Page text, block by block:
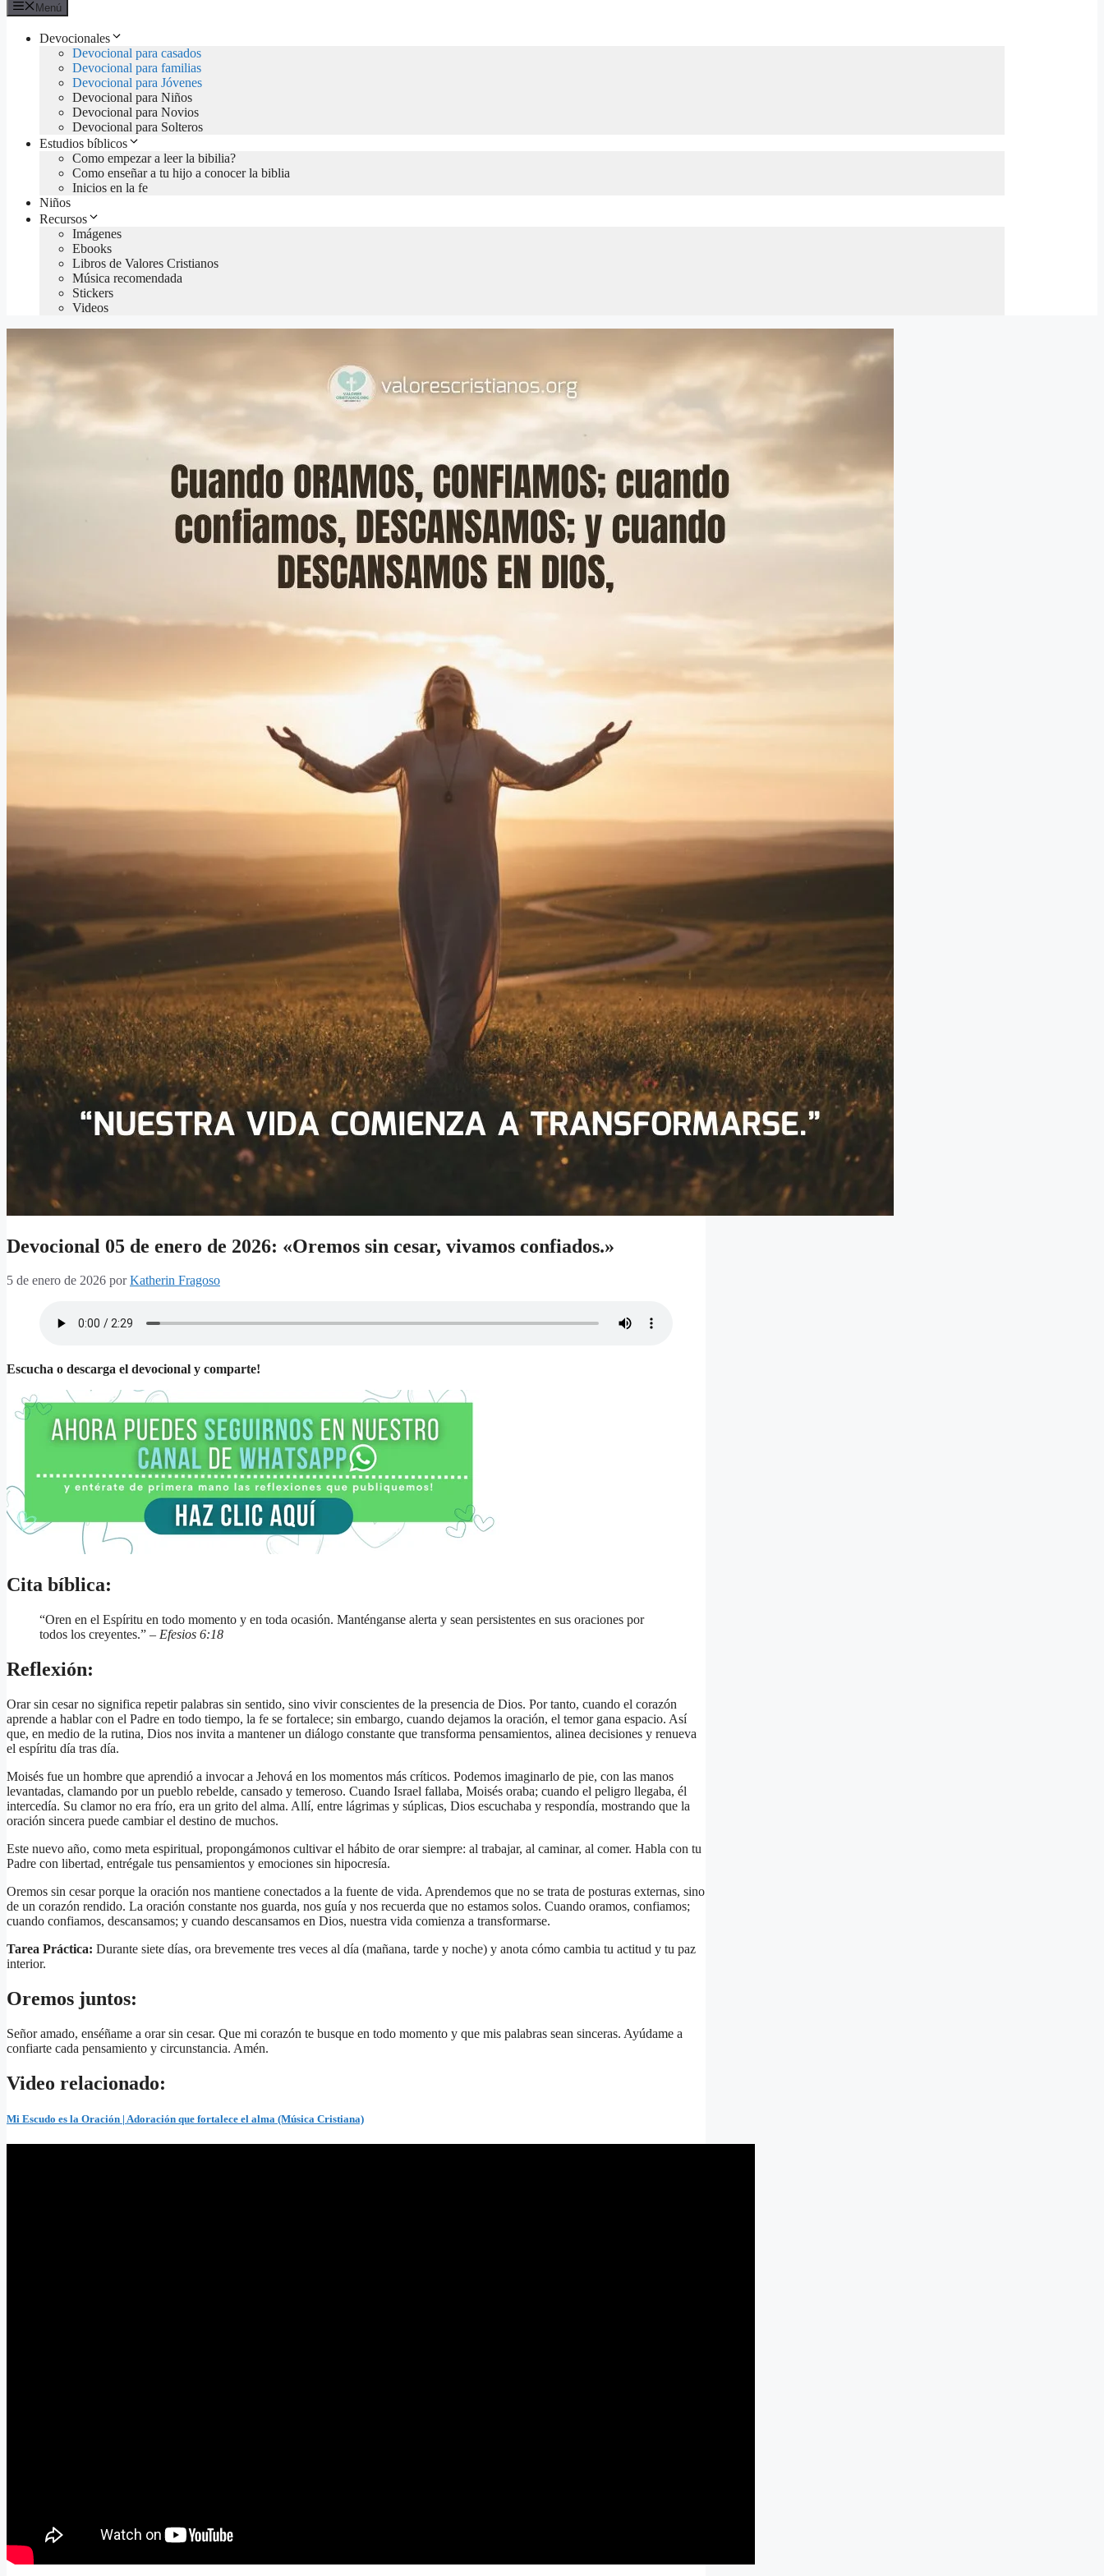
Menú
Devocionales
Devocional para casados
Devocional para familias
Devocional para Jóvenes
Devocional para Niños
Devocional para Novios
Devocional para Solteros
Estudios bíblicos
Como empezar a leer la bibilia?
Como enseñar a tu hijo a conocer la biblia
Inicios en la fe
Niños
Recursos
Imágenes
Ebooks
Libros de Valores Cristianos
Música recomendada
Stickers
Videos
Devocional 05 de enero de 2026: «Oremos sin cesar, vivamos confiados.»
5 de enero de 2026 porKatherin Fragoso
Escucha o descarga el devocional y comparte!
Cita bíblica:
“Oren en el Espíritu en todo momento y en toda ocasión. Manténganse alerta y sean persistentes en sus oraciones por
todos los creyentes.” – Efesios 6:18
Reflexión:
Orar sin cesar no significa repetir palabras sin sentido, sino vivir conscientes de la presencia de Dios. Por tanto, cuando el corazón
aprende a hablar con el Padre en todo tiempo, la fe se fortalece; sin embargo, cuando dejamos la oración, el temor gana espacio. Así
que, en medio de la rutina, Dios nos invita a mantener un diálogo constante que transforma pensamientos, alinea decisiones y renueva
el espíritu día tras día.
Moisés fue un hombre que aprendió a invocar a Jehová en los momentos más críticos. Podemos imaginarlo de pie, con las manos
levantadas, clamando por un pueblo rebelde, cansado y temeroso. Cuando Israel fallaba, Moisés oraba; cuando el peligro llegaba, él
intercedía. Su clamor no era frío, era un grito del alma. Allí, entre lágrimas y súplicas, Dios escuchaba y respondía, mostrando que la
oración sincera puede cambiar el destino de muchos.
Este nuevo año, como meta espiritual, propongámonos cultivar el hábito de orar siempre: al trabajar, al caminar, al comer. Habla con tu
Padre con libertad, entrégale tus pensamientos y emociones sin hipocresía.
Oremos sin cesar porque la oración nos mantiene conectados a la fuente de vida. Aprendemos que no se trata de posturas externas, sino
de un corazón rendido. La oración constante nos guarda, nos guía y nos recuerda que no estamos solos. Cuando oramos, confiamos;
cuando confiamos, descansamos; y cuando descansamos en Dios, nuestra vida comienza a transformarse.
Tarea Práctica: Durante siete días, ora brevemente tres veces al día (mañana, tarde y noche) y anota cómo cambia tu actitud y tu paz
interior.
Oremos juntos:
Señor amado, enséñame a orar sin cesar. Que mi corazón te busque en todo momento y que mis palabras sean sinceras. Ayúdame a
confiarte cada pensamiento y circunstancia. Amén.
Video relacionado:
Mi Escudo es la Oración | Adoración que fortalece el alma (Música Cristiana)